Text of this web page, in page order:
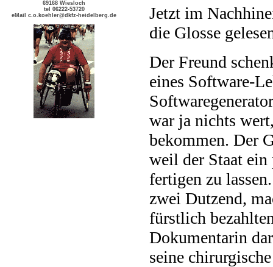
69168 Wiesloch
tel 06222-53720
eMail c.o.koehler@dkfz-heidelberg.de
Jetzt im
die Glosse
Der Freund
eines Software-
war ja nichts
bekommen. Der
weil der Staat ein
fertigen zu
zwei Dutzend,
fürstlich
Dokumentarin
seine